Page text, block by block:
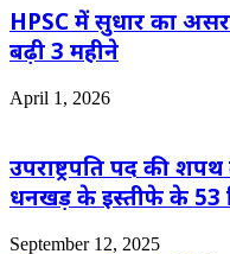
HPSC में सुधार का
बढ़ी 3 महीने
April 1, 2026
उपराष्ट्रपति पद की
धनखड़ के इस्तीफे के 53
September 12, 2025